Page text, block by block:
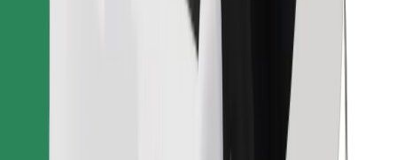
მიიღე მომსახურება რამდენიმე წუთში!
გადმოწერე Bolt Food